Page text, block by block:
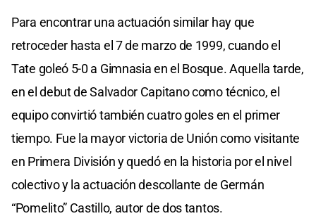
Para encontrar una actuación similar hay que
retroceder hasta el 7 de marzo de 1999, cuando el
Tate goleó 5-0 a Gimnasia en el Bosque. Aquella tarde,
en el debut de Salvador Capitano como técnico, el
equipo convirtió también cuatro goles en el primer
tiempo. Fue la mayor victoria de Unión como visitante
en Primera División y quedó en la historia por el nivel
colectivo y la actuación descollante de Germán
“Pomelito” Castillo, autor de dos tantos.